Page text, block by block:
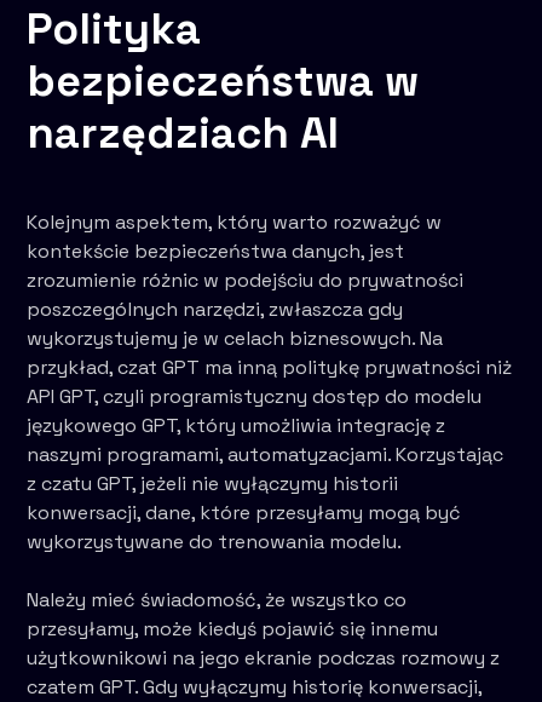
Polityka
bezpieczeństwa w
narzędziach AI
Kolejnym aspektem, który warto rozważyć w
kontekście bezpieczeństwa danych, jest
zrozumienie różnic w podejściu do prywatności
poszczególnych narzędzi, zwłaszcza gdy
wykorzystujemy je w celach biznesowych. Na
przykład, czat GPT ma inną politykę prywatności niż
API GPT, czyli programistyczny dostęp do modelu
językowego GPT, który umożliwia integrację z
naszymi programami, automatyzacjami. Korzystając
z czatu GPT, jeżeli nie wyłączymy historii
konwersacji, dane, które przesyłamy mogą być
wykorzystywane do trenowania modelu.
Należy mieć świadomość, że wszystko co
przesyłamy, może kiedyś pojawić się innemu
użytkownikowi na jego ekranie podczas rozmowy z
czatem GPT. Gdy wyłączymy historię konwersacji,